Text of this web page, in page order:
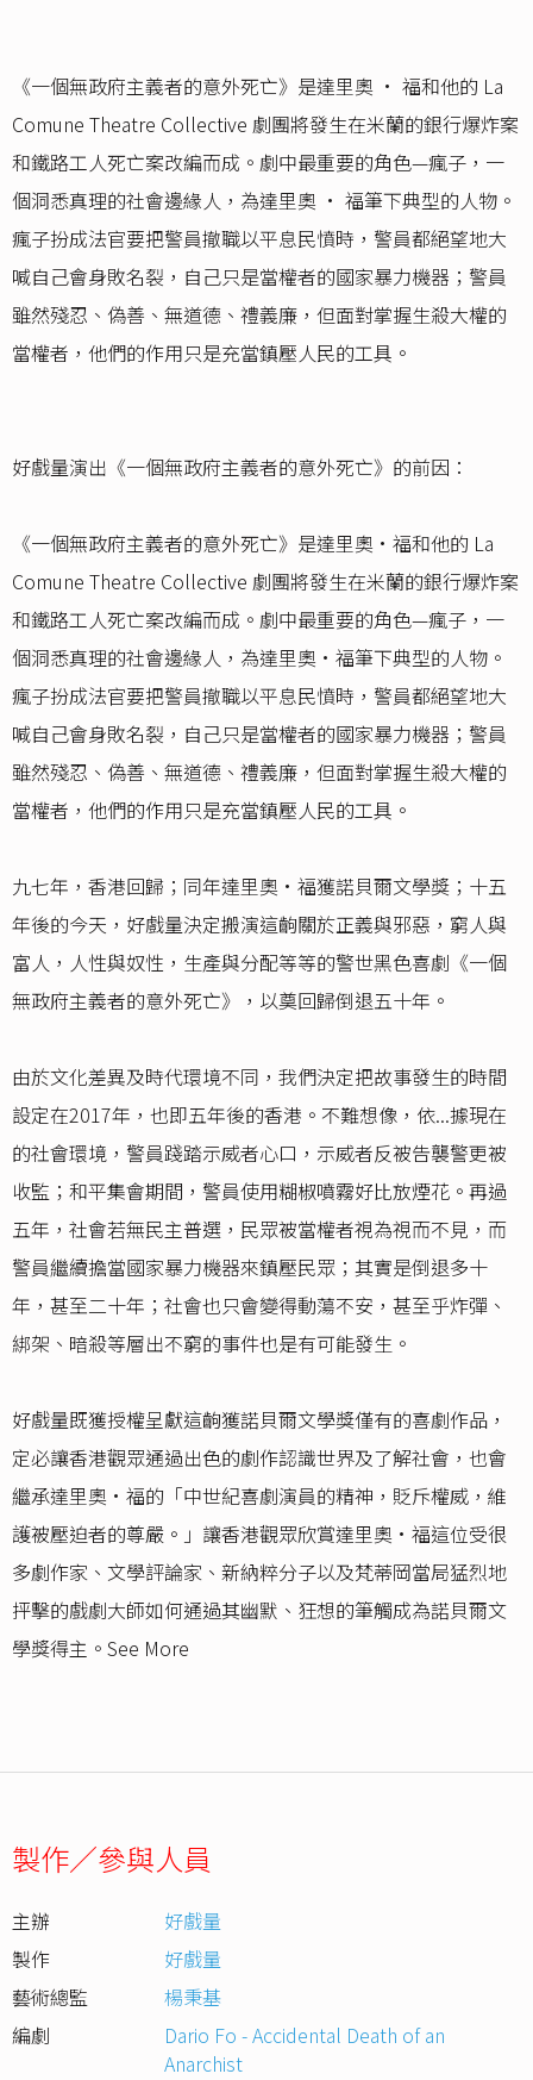
《一個無政府主義者的意外死亡》是達里奧 • 福和他的 La
Comune Theatre Collective 劇團將發生在米蘭的銀行爆炸案
和鐵路工人死亡案改編而成。劇中最重要的角色—瘋子，一
個洞悉真理的社會邊緣人，為達里奧 • 福筆下典型的人物。
瘋子扮成法官要把警員撤職以平息民憤時，警員都絕望地大
喊自己會身敗名裂，自己只是當權者的國家暴力機器；警員
雖然殘忍、偽善、無道德、禮義廉，但面對掌握生殺大權的
當權者，他們的作用只是充當鎮壓人民的工具。
好戲量演出《一個無政府主義者的意外死亡》的前因：
《一個無政府主義者的意外死亡》是達里奧•福和他的 La
Comune Theatre Collective 劇團將發生在米蘭的銀行爆炸案
和鐵路工人死亡案改編而成。劇中最重要的角色—瘋子，一
個洞悉真理的社會邊緣人，為達里奧•福筆下典型的人物。
瘋子扮成法官要把警員撤職以平息民憤時，警員都絕望地大
喊自己會身敗名裂，自己只是當權者的國家暴力機器；警員
雖然殘忍、偽善、無道德、禮義廉，但面對掌握生殺大權的
當權者，他們的作用只是充當鎮壓人民的工具。
九七年，香港回歸；同年達里奧•福獲諾貝爾文學獎；十五
年後的今天，好戲量決定搬演這齣關於正義與邪惡，窮人與
富人，人性與奴性，生產與分配等等的警世黑色喜劇《一個
無政府主義者的意外死亡》，以奠回歸倒退五十年。
由於文化差異及時代環境不同，我們決定把故事發生的時間
設定在2017年，也即五年後的香港。不難想像，依...據現在
的社會環境，警員踐踏示威者心口，示威者反被告襲警更被
收監；和平集會期間，警員使用糊椒噴霧好比放煙花。再過
五年，社會若無民主普選，民眾被當權者視為視而不見，而
警員繼續擔當國家暴力機器來鎮壓民眾；其實是倒退多十
年，甚至二十年；社會也只會變得動蕩不安，甚至乎炸彈、
綁架、暗殺等層出不窮的事件也是有可能發生。
好戲量既獲授權呈獻這齣獲諾貝爾文學獎僅有的喜劇作品，
定必讓香港觀眾通過出色的劇作認識世界及了解社會，也會
繼承達里奧•福的「中世紀喜劇演員的精神，貶斥權威，維
護被壓迫者的尊嚴。」讓香港觀眾欣賞達里奧•福這位受很
多劇作家、文學評論家、新納粹分子以及梵蒂岡當局猛烈地
抨擊的戲劇大師如何通過其幽默、狂想的筆觸成為諾貝爾文
學獎得主。See More
製作／參與人員
主辦
好戲量
製作
好戲量
藝術總監
楊秉基
編劇
Dario Fo - Accidental Death of an
Anarchist